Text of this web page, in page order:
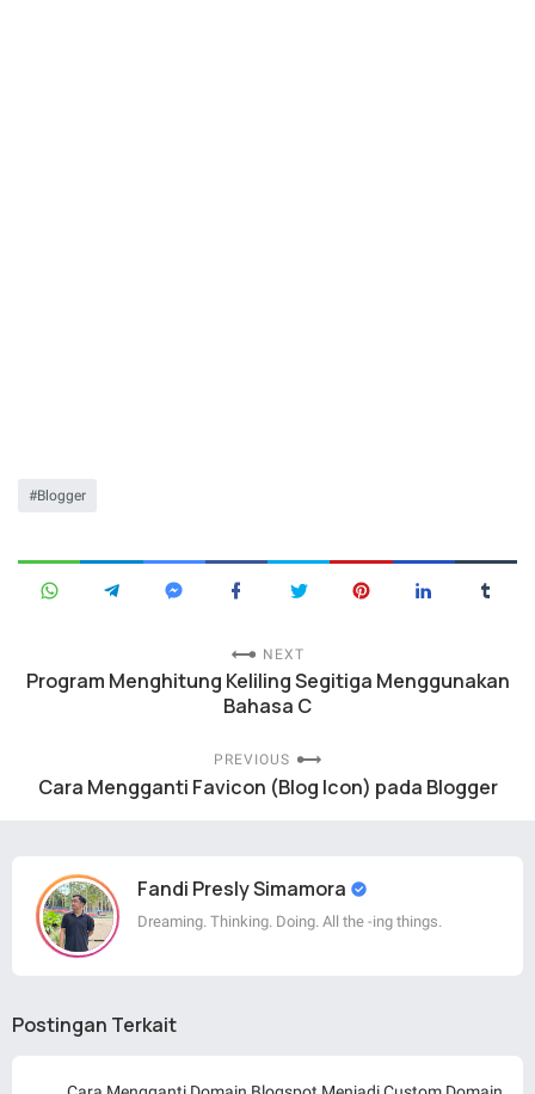
Blogger
NEXT
Program Menghitung Keliling Segitiga Menggunakan
Bahasa C
PREVIOUS
Cara Mengganti Favicon (Blog Icon) pada Blogger
Fandi Presly Simamora
Dreaming. Thinking. Doing. All the -ing things.
Postingan Terkait